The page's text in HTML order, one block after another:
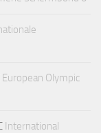
European Olympic
International